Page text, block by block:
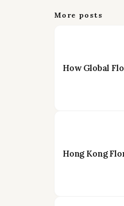
More posts
How Global
Hong Kong